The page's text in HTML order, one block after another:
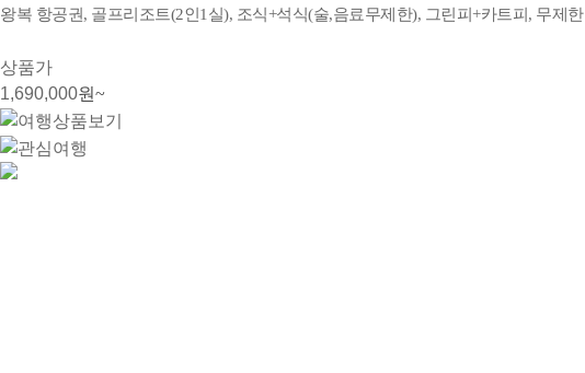
왕복 항공권, 골프리조트(2인1실), 조식+석식(술,음료무제한), 그린피+카트피, 무제
상품가
1,690,000원~